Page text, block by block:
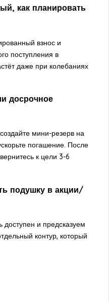
как планировать
взнос и
поступления в
даже при колебаниях
досрочное
мини-резерв на
погашение. После
к цели 3-6
подушку в акции/
доступен и предсказуем
контур, который